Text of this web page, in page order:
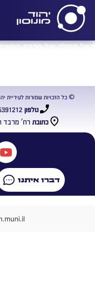
בשל תקלה של חברת
כתובת רח’ מרבד הקסמים 6,
טלפון
© כל הזכויות שמורות לעיריית
דברו איתנו